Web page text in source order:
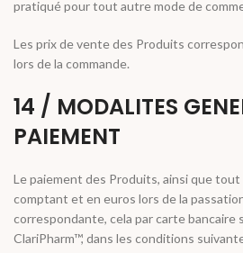
pratiqué pour tout autre mode de
Les prix de vente des Produits
lors de la commande.
14 / MODALITES
PAIEMENT
Le paiement des Produits, ainsi que
comptant et en euros lors de la
correspondante, cela par carte bancaire
ClariPharm™, dans les conditions